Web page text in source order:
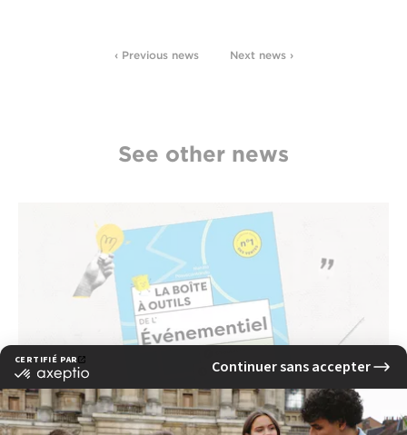
‹ Previous news Next news ›
See other news
Why the human element remains at the
heart of events: an interview with Nunzia